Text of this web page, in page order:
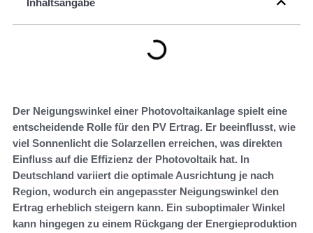
Inhaltsangabe
Der Neigungswinkel einer Photovoltaikanlage spielt eine
entscheidende Rolle für den PV Ertrag. Er beeinflusst, wie
viel Sonnenlicht die Solarzellen erreichen, was direkten
Einfluss auf die Effizienz der Photovoltaik hat. In
Deutschland variiert die optimale Ausrichtung je nach
Region, wodurch ein angepasster Neigungswinkel den
Ertrag erheblich steigern kann. Ein suboptimaler Winkel
kann hingegen zu einem Rückgang der Energieproduktion